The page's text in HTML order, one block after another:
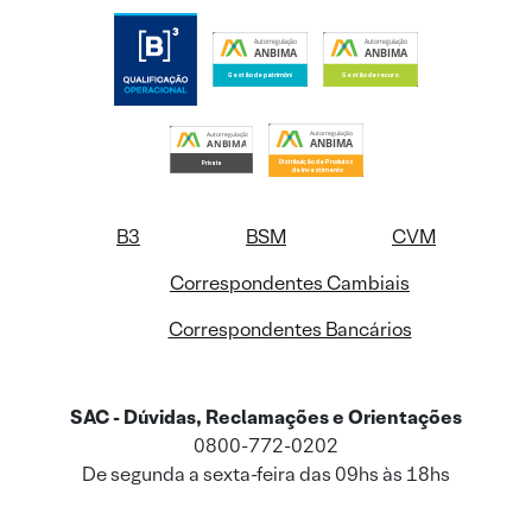
B3 BSM
CVM
Correspondentes Cambiais
Correspondentes Bancários
SAC - Dúvidas, Reclamações e Orientações
0800-772-0202
De segunda a sexta-feira das 09hs às 18hs